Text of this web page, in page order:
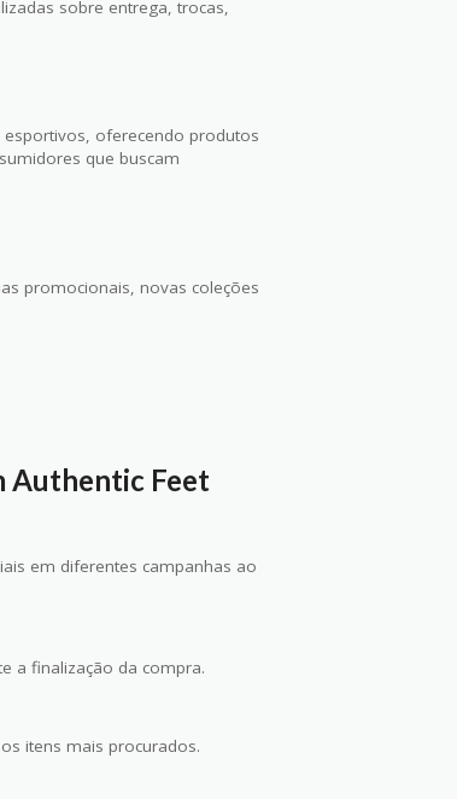
sobre entrega, trocas,
esportivos, oferecendo produtos
que buscam
promocionais, novas coleções
Authentic Feet
em diferentes campanhas ao
a finalização da compra.
itens mais procurados.